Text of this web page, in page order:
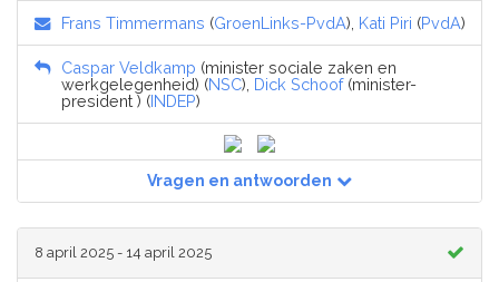
Frans Timmermans (GroenLinks-PvdA), Kati Piri (PvdA)
Caspar Veldkamp (minister sociale zaken en
werkgelegenheid) (NSC), Dick Schoof(minister-
president ) (INDEP)
Vragen en antwoorden
8 april 2025 - 14 april 2025